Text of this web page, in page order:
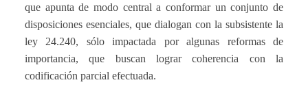
que apunta de modo central a conformar un conjunto de
disposiciones esenciales, que dialogan con la subsistente la
ley 24.240, sólo impactada por algunas reformas de
importancia, que buscan lograr coherencia con la
codificación parcial efectuada.